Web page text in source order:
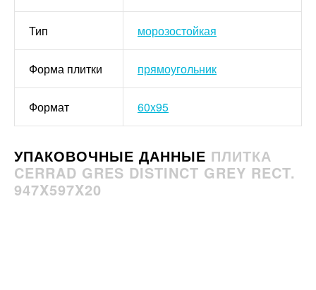
Тип морозостойкая
Форма плитки прямоугольник
Формат 60x95
УПАКОВОЧНЫЕ ДАННЫЕ ПЛИТКА
CERRAD GRES DISTINCT GREY RECT.
947X597X20